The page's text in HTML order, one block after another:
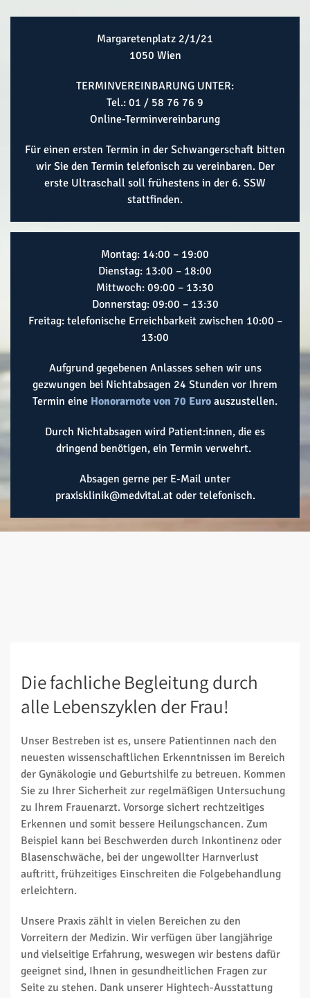
Margaretenplatz 2/1/21
1050 Wien
TERMINVEREINBARUNG UNTER:
Tel.: 01 / 58 76 76 9
Online-Terminvereinbarung
Für einen ersten Termin in der Schwangerschaft bitten
wir Sie den Termin telefonisch zu vereinbaren. Der
erste Ultraschall soll frühestens in der 6. SSW
stattfinden.
Montag: 14:00 – 19:00
Dienstag: 13:00 – 18:00
Mittwoch: 09:00 – 13:30
Donnerstag: 09:00 – 13:30
Freitag: telefonische Erreichbarkeit zwischen 10:00 –
13:00
Aufgrund gegebenen Anlasses sehen wir uns
gezwungen bei Nichtabsagen 24 Stunden vor Ihrem
Termin eine Honorarnote von 70 Euro auszustellen.
Durch Nichtabsagen wird Patient:innen, die es
dringend benötigen, ein Termin verwehrt.
Absagen gerne per E-Mail unter
praxisklinik@medvital.atoder telefonisch.
Die fachliche Begleitung durch
alle Lebenszyklen der Frau!
Unser Bestreben ist es, unsere Patientinnen nach den
neuesten wissenschaftlichen Erkenntnissen im Bereich
der Gynäkologie und Geburtshilfe zu betreuen. Kommen
Sie zu Ihrer Sicherheit zur regelmäßigen Untersuchung
zu Ihrem Frauenarzt. Vorsorge sichert rechtzeitiges
Erkennen und somit bessere Heilungschancen. Zum
Beispiel kann bei Beschwerden durch Inkontinenz oder
Blasenschwäche, bei der ungewollter Harnverlust
auftritt, frühzeitiges Einschreiten die Folgebehandlung
erleichtern.
Unsere Praxis zählt in vielen Bereichen zu den
Vorreitern der Medizin. Wir verfügen über langjährige
und vielseitige Erfahrung, weswegen wir bestens dafür
geeignet sind, Ihnen in gesundheitlichen Fragen zur
Seite zu stehen. Dank unserer Hightech-Ausstattung